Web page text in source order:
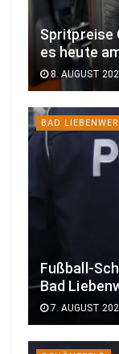
Spritpreise
es heute
8. AUGUST
BAD
Fußball-
Bad
7. AUGUST